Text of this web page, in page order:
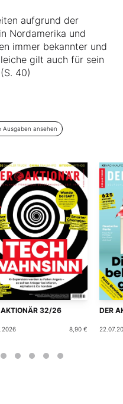
aufgrund der
Nordamerika und
immer bekannter und
gilt auch für sein
40)
Ausgaben ansehen
AKTIONÄR 32/26
8,90 €
DER